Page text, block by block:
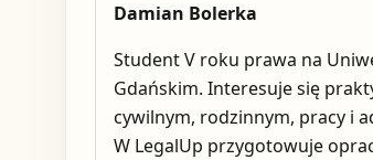
Damian Bolerka
Student V roku prawa na
Gdańskim. Interesuje się
cywilnym, rodzinnym, pracy i
W LegalUp przygotowuje